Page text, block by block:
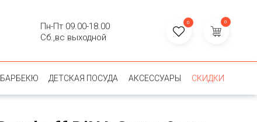
Пн-Пт 09.00-18.00
Сб.,вс выходной
0 0
БАРБЕКЮ ДЕТСКАЯ ПОСУДА АКСЕССУАРЫ СКИДКИ